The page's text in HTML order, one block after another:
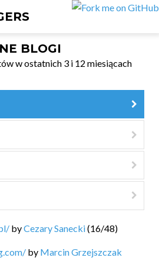
BLOGI
w ostatnich 3 i 12 miesiącach
byCezary Sanecki(16/48)
by Marcin Grzejszczak